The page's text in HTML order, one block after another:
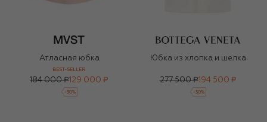
Атласная юбка
BEST-SELLER
184 000 ₽ 129 000 ₽
-30%
Юбка из хлопка и шелка
277 500 ₽194 500 ₽
-30%